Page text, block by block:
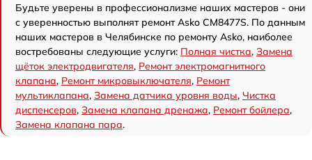
Будьте уверены в профессионализме наших мастеров - они
с уверенностью выполнят ремонт Asko CM8477S. По данным
наших мастеров в Челябинске по ремонту Asko, наиболее
востребованы следующие услуги: Полная чистка, Замена
щёток электродвигателя, Ремонт электромагнитного
клапана, Ремонт микровыключателя, Ремонт
мультиклапана, Замена датчика уровня воды, Чистка
диспенсеров, Замена клапана дренажа, Ремонт бойлера,
Замена клапана пара.